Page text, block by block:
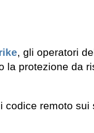
, gli operatori
la protezione da
codice remoto